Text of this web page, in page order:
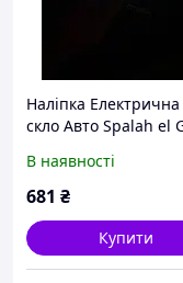
Наліпка
скло Авто Spalah el
режимів горіння з
анімацією!
В наявності
681 ₴
Купити